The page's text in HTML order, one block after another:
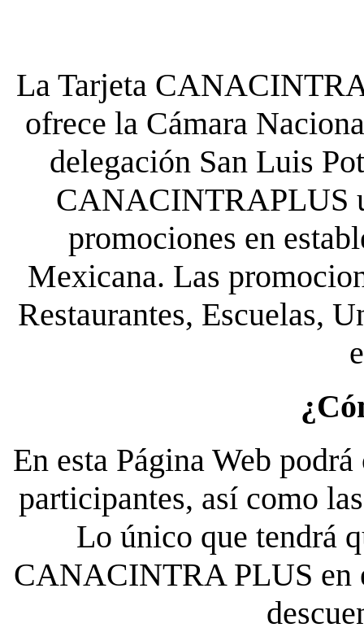
La Tarjeta
ofrece la Cámara
delegación San Luis
CANACINTRAPLUS
promociones en
Mexicana. Las
Restaurantes, Escuelas,
En esta Página Web
participantes, así como
Lo único que tendrá
CANACINTRA PLUS en